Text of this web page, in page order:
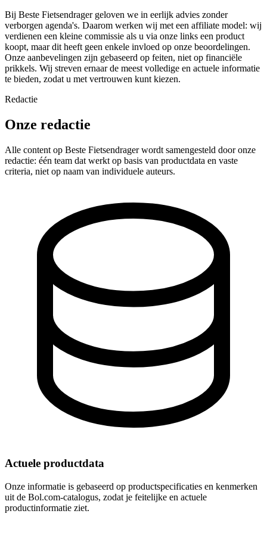
Bij Beste Fietsendrager geloven we in eerlijk advies zonder
verborgen agenda's. Daarom werken wij met een affiliate model: wij
verdienen een kleine commissie als u via onze links een product
koopt, maar dit heeft geen enkele invloed op onze beoordelingen.
Onze aanbevelingen zijn gebaseerd op feiten, niet op financiële
prikkels. Wij streven ernaar de meest volledige en actuele informatie
te bieden, zodat u met vertrouwen kunt kiezen.
Redactie
Onze redactie
Alle content op Beste Fietsendrager wordt samengesteld door onze
redactie: één team dat werkt op basis van productdata en vaste
criteria, niet op naam van individuele auteurs.
Actuele productdata
Onze informatie is gebaseerd op productspecificaties en kenmerken
uit de Bol.com-catalogus, zodat je feitelijke en actuele
productinformatie ziet.